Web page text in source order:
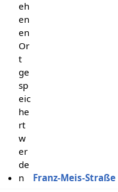
eh
en
en
Or
t
ge
sp
eic
he
rt
w
er
de
n
Franz-Meis-Straße